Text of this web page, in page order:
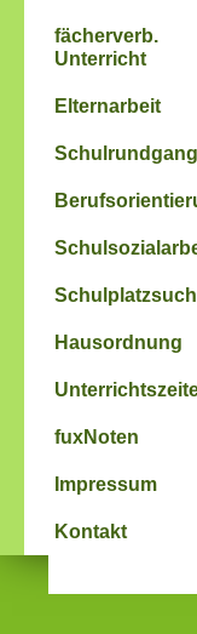
fächerverb.
Unterricht
Elternarbeit
Schulrundgang
Hausordnung
fuxNoten
Impressum
Kontakt